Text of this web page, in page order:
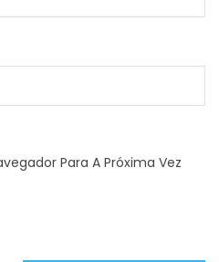
Para A Próxima Vez